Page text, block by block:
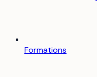
Formations